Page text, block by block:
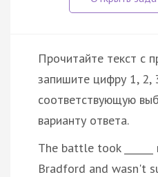
Прочитайте текст с
запишите цифру 1, 2,
соответствующую
варианту ответа.
The battle took
Bradford and wasn't